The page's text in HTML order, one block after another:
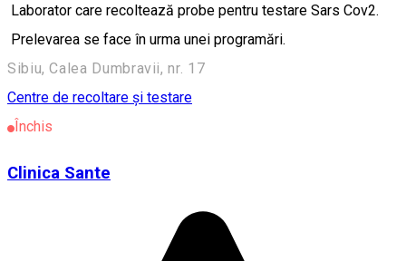
Laborator care recoltează probe pentru testare Sars Cov2.
Prelevarea se face în urma unei programări.
Sibiu, Calea Dumbravii, nr. 17
Centre de recoltare și testare
Închis
Clinica Sante